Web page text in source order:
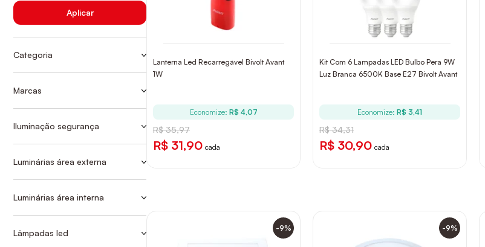
Aplicar
Categoria
BLACK
DICRÓICA
FLOURESCENTES
ILUMINAÇÃO
ILUMINAÇÃO SEGURANÇA
LÂMPADAS DICROICAS
Marcas
Iluminação segurança
Luminárias área externa
Luminárias área interna
Lâmpadas led
Lanterna Led Recarregável Bivolt Avant
1W
Economize: R$ 4,07
R$ 35,97
R$ 31,90 cada
Kit Com 6 Lampadas LED Bulbo Pera 9W
Luz Branca 6500K Base E27 Bivolt Avant
Economize: R$ 3,41
R$ 34,31
R$ 30,90 cada
-9% -9%